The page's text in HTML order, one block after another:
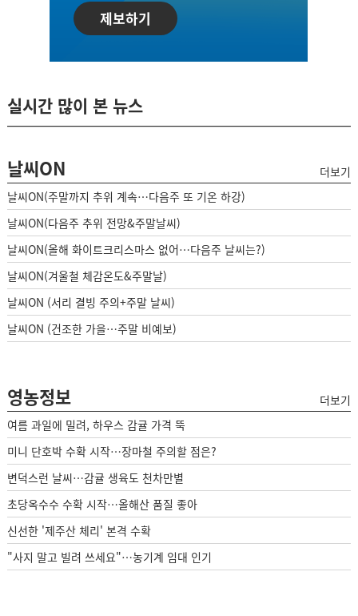
제보하기
실시간 많이 본 뉴스
날씨ON
더보기
날씨ON(주말까지 추위 계속…다음주 또 기온 하강)
날씨ON(다음주 추위 전망&주말날씨)
날씨ON(올해 화이트크리스마스 없어…다음주 날씨는?)
날씨ON(겨울철 체감온도&주말날)
날씨ON (서리 결빙 주의+주말 날씨)
날씨ON (건조한 가을…주말 비예보)
영농정보
더보기
여름 과일에 밀려, 하우스 감귤 가격 뚝
미니 단호박 수확 시작…장마철 주의할 점은?
변덕스런 날씨…감귤 생육도 천차만별
초당옥수수 수확 시작…올해산 품질 좋아
신선한 '제주산 체리' 본격 수확
"사지 말고 빌려 쓰세요"…농기계 임대 인기